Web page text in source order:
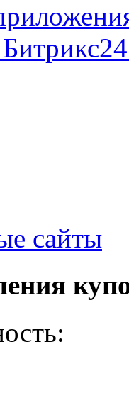
сайты